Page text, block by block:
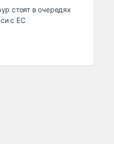
стоят в очередях
с ЕС